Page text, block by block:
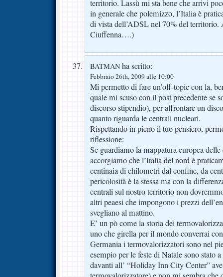
territorio. Lassù mi sta bene che arrivi
in generale che polemizzo, l’Italia è
di vista dell’ADSL nel 70% del
Ciuffenna….)
BATMAN ha scritto:
Febbraio 26th, 2009 alle 10:00
Mi permetto di fare un’off-topic con la,
quale mi scuso con il post precedente se
discorso stipendio), per affrontare un
quanto riguarda le centrali nucleari.
Rispettando in pieno il tuo pensiero,
riflessione:
Se guardiamo la mappatura europea
accorgiamo che l’Italia del nord è
centinaia di chilometri dal confine, da
pericolosità è la stessa ma con la
centrali sul nostro territorio non
altri peaesi che impongono i prezzi
svegliano al mattino.
E’ un pò come la storia dei
uno che girella per il mondo converrai
Germania i termovalorizzatori sono nel
esempio per le feste di Natale sono stato
davanti all’ “Holiday Inn City Center”